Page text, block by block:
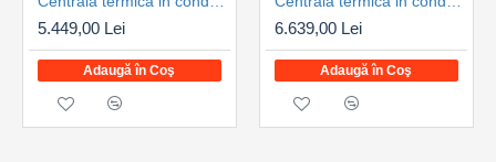
5.449,00 Lei
Adaugă în Coş
6.639,00 Lei
Adaugă în Coş